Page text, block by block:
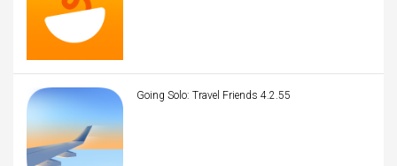
Going Solo: Travel Friends 4.2.55